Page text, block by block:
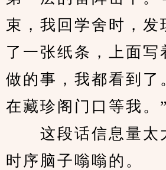
束，我回学舍时，发
了一张纸条，上面写
做的事，我都看到了
在藏珍阁门口等我。”
这段话信息量太
时序脑子嗡嗡的。